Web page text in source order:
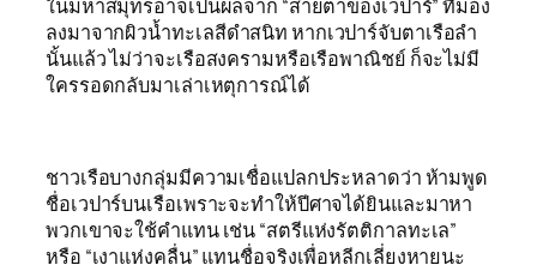
ในมหาสมุทรอาจเป็นผลจาก “สายตาของเวปาร์” ที่มอง
ลงมาจากผิวน้ำทะเลสีดำสนิท หากเวปาร์จับตาเรือลำ
นั้นแล้ว ไม่ว่าจะเรือสงครามหรือเรือพาณิชย์ ก็จะไม่มี
ใครรอดกลับมาเล่าเหตุการณ์ได้
ชาวเรือบางกลุ่มมีความเชื่อแปลกประหลาดว่า ห้ามพูด
ชื่อเวปาร์บนเรือเพราะจะทำให้ปีศาจได้ยินและมาหา
พวกเขาจะใช้คำแทน เช่น “สตรีแห่งรัตติกาลทะเล”
หรือ “เงาแห่งคลื่น” แทนชื่อจริงเพื่อหลีกเลี่ยงหายนะ